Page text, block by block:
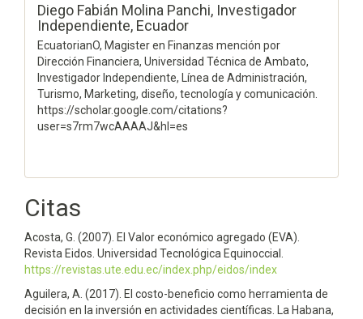
Diego Fabián Molina Panchi, Investigador
Independiente, Ecuador
EcuatorianO, Magister en Finanzas mención por
Dirección Financiera, Universidad Técnica de Ambato,
Investigador Independiente, Línea de Administración,
Turismo, Marketing, diseño, tecnología y comunicación.
https://scholar.google.com/citations?
user=s7rm7wcAAAAJ&hl=es
Citas
Acosta, G. (2007). El Valor económico agregado (EVA).
Revista Eidos. Universidad Tecnológica Equinoccial.
https://revistas.ute.edu.ec/index.php/eidos/index
Aguilera, A. (2017). El costo-beneficio como herramienta de
decisión en la inversión en actividades científicas. La Habana,